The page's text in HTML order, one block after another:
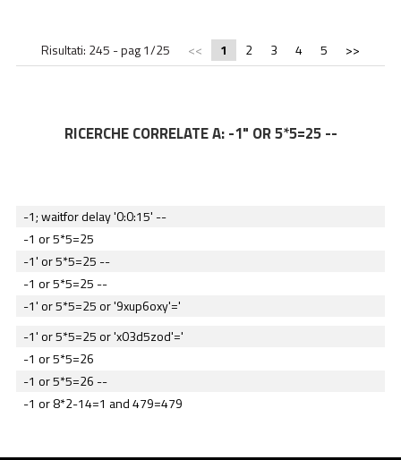
Risultati: 245 - pag 1/25 << 1 2 3 4 5 >>
RICERCHE CORRELATE A:-1" OR 5*5=25 --
-1; waitfor delay '0:0:15' --
-1 or 5*5=25
-1' or 5*5=25 --
-1 or 5*5=25 --
-1' or 5*5=25 or '9xup6oxy'='
-1' or 5*5=25 or 'x03d5zod'='
-1 or 5*5=26
-1 or 5*5=26 --
-1 or 8*2-14=1 and 479=479